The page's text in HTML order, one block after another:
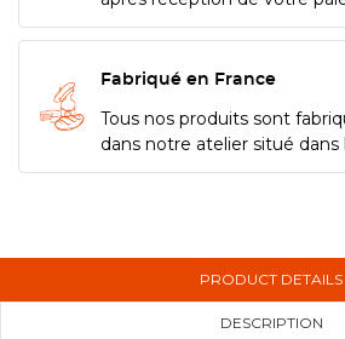
Fabriqué en France
Tous nos produits sont
dans notre atelier situé dans
PRODUCT DETAILS
DESCRIPTION